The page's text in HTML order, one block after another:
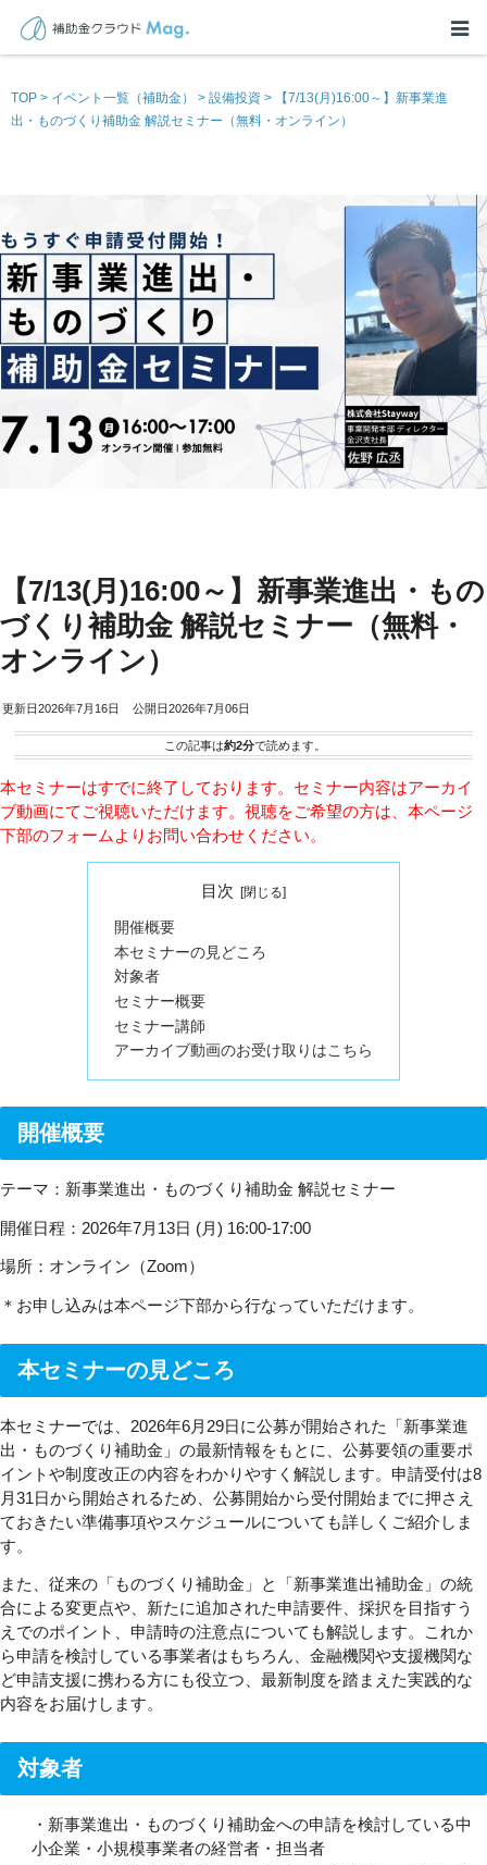
TOP > イベント一覧（補助金） > 設備投資 >
【7/13(月)16:00～】新事業進
出・ものづくり補助金 解説セミナー（無料・オンライン）
【7/13(月)16:00～】新事業進出・もの
づくり補助金 解説セミナー（無料・
オンライン）
2026年7月16日 2026年7月06日
この記事は約2分で読めます。
本セミナーはすでに終了しております。セミナー内容はアーカイ
ブ動画にてご視聴いただけます。視聴をご希望の方は、本ページ
下部のフォームよりお問い合わせください。
目次
開催概要
本セミナーの見どころ
対象者
セミナー概要
セミナー講師
アーカイブ動画のお受け取りはこちら
開催概要
テーマ：新事業進出・ものづくり補助金 解説セミナー
開催日程： 2026年7月13日 (月) 16:00-17:00
場所：オンライン（Zoom）
＊お申し込みは本ページ下部から行なっていただけます。
本セミナーの見どころ
本セミナーでは、2026年6月29日に公募が開始された「新事業進
出・ものづくり補助金」の最新情報をもとに、公募要領の重要ポ
イントや制度改正の内容をわかりやすく解説します。申請受付は8
月31日から開始されるため、公募開始から受付開始までに押さえ
ておきたい準備事項やスケジュールについても詳しくご紹介しま
す。
また、従来の「ものづくり補助金」と「新事業進出補助金」の統
合による変更点や、新たに追加された申請要件、採択を目指すう
えでのポイント、申請時の注意点についても解説します。これか
ら申請を検討している事業者はもちろん、金融機関や支援機関な
ど申請支援に携わる方にも役立つ、最新制度を踏まえた実践的な
内容をお届けします。
対象者
・新事業進出・ものづくり補助金への申請を検討している中
小企業・小規模事業者の経営者・担当者